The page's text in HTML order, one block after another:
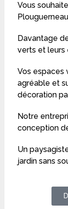
Vous
Davantage
verts et leurs
Vos espaces
agréable et
décoration
Notre
conception
Un
jardin sans